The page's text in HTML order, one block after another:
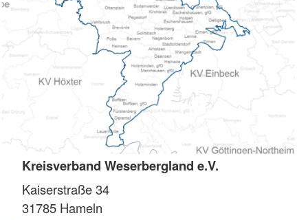
Kreisverband Weserbergland e.V.
Kaiserstraße 34
31785 Hameln